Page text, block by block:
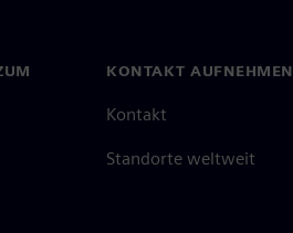
KONTAKT AUFNEHMEN
Kontakt
Standorte weltweit